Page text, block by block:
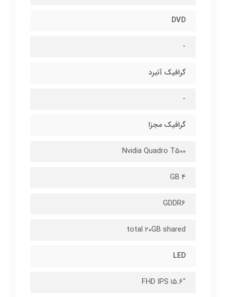
DVD
-
گرافیک آنبرد
-
گرافیک مجزا
Nvidia Quadro T500
4 GB
GDDR6
total 20GB shared
LED
"15.6 FHD IPS